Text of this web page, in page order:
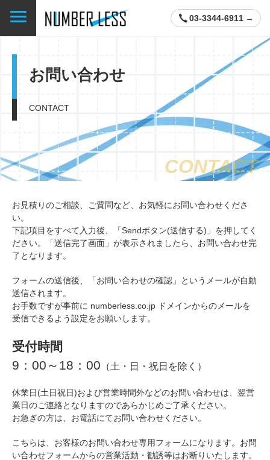
03-3344-6911
お問い合わせ
CONTACT
CONTACT
お見積りのご相談、ご質問など、お気軽にお問い合わせくださ
い。
下記項目をすべて入力後、「Sendボタン(送信する)」を押してく
ださい。「送信完了画面」が表示されましたら、お問い合わせ完
了となります。
フォームの送信後、「お問い合わせの確認」というメールが自動
送信されます。
お手数ですが事前に numberless.co.jp ドメインからのメールを
受信できるよう設定をお願いします。
受付時間
9：00～18：00 （土・日・祝日を除く）
休業日(土日祝日)および営業時間外などのお問い合わせは、翌営
業日のご連絡となりますのであらかじめご了承ください。
お急ぎの方は、お電話にてお問い合わせください。
こちらは、お客様のお問い合わせ専用フォームになります。お問
い合わせフォームからの営業活動・勧誘等はお断りいたします。